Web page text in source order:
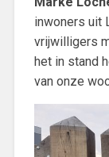
inwoners uit
vrijwilligers
het in stand
van onze